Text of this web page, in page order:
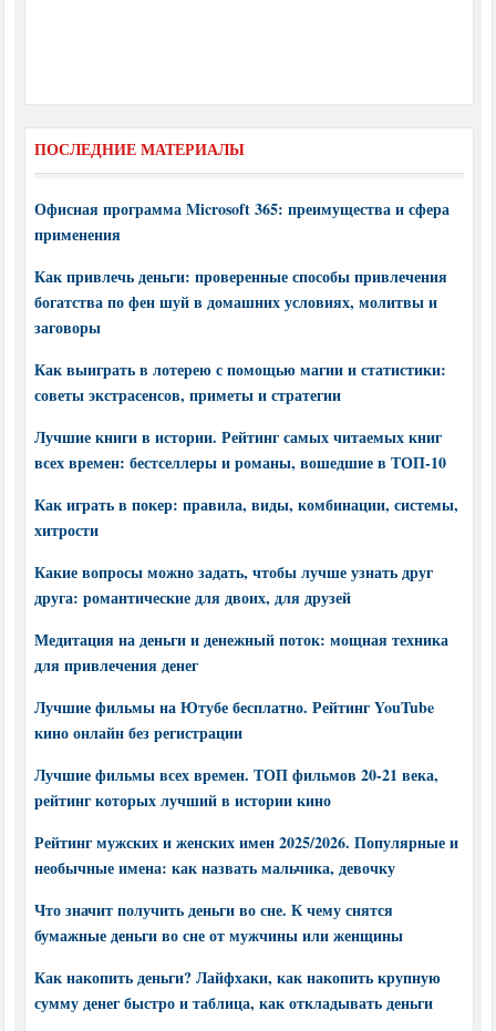
ПОСЛЕДНИЕ МАТЕРИАЛЫ
Офисная программа Microsoft 365: преимущества и сфера
применения
Как привлечь деньги: проверенные способы привлечения
богатства по фен шуй в домашних условиях, молитвы и
заговоры
Как выиграть в лотерею с помощью магии и статистики:
советы экстрасенсов, приметы и стратегии
Лучшие книги в истории. Рейтинг самых читаемых книг
всех времен: бестселлеры и романы, вошедшие в ТОП-10
Как играть в покер: правила, виды, комбинации, системы,
хитрости
Какие вопросы можно задать, чтобы лучше узнать друг
друга: романтические для двоих, для друзей
Медитация на деньги и денежный поток: мощная техника
для привлечения денег
Лучшие фильмы на Ютубе бесплатно. Рейтинг YouTube
кино онлайн без регистрации
Лучшие фильмы всех времен. ТОП фильмов 20-21 века,
рейтинг которых лучший в истории кино
Рейтинг мужских и женских имен 2025/2026. Популярные и
необычные имена: как назвать мальчика, девочку
Что значит получить деньги во сне. К чему снятся
бумажные деньги во сне от мужчины или женщины
Как накопить деньги? Лайфхаки, как накопить крупную
сумму денег быстро и таблица, как откладывать деньги